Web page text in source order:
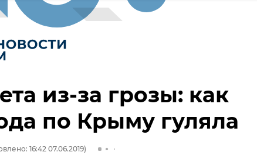
из-за грозы: как
по Крыму гуляла
16:42 07.06.2019)